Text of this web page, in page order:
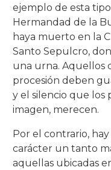
ejemplo de esta
Hermandad de la
haya muerto en la
Santo Sepulcro,
una urna. Aquellos
procesión deben
y el silencio que los
imagen, merecen.
Por el contrario,
carácter un tanto
aquellas ubicadas